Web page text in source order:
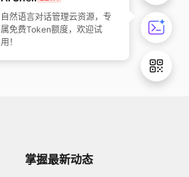
自然语言对话管理云资源，专
属免费Token额度，欢迎试
用！
掌握最新动态